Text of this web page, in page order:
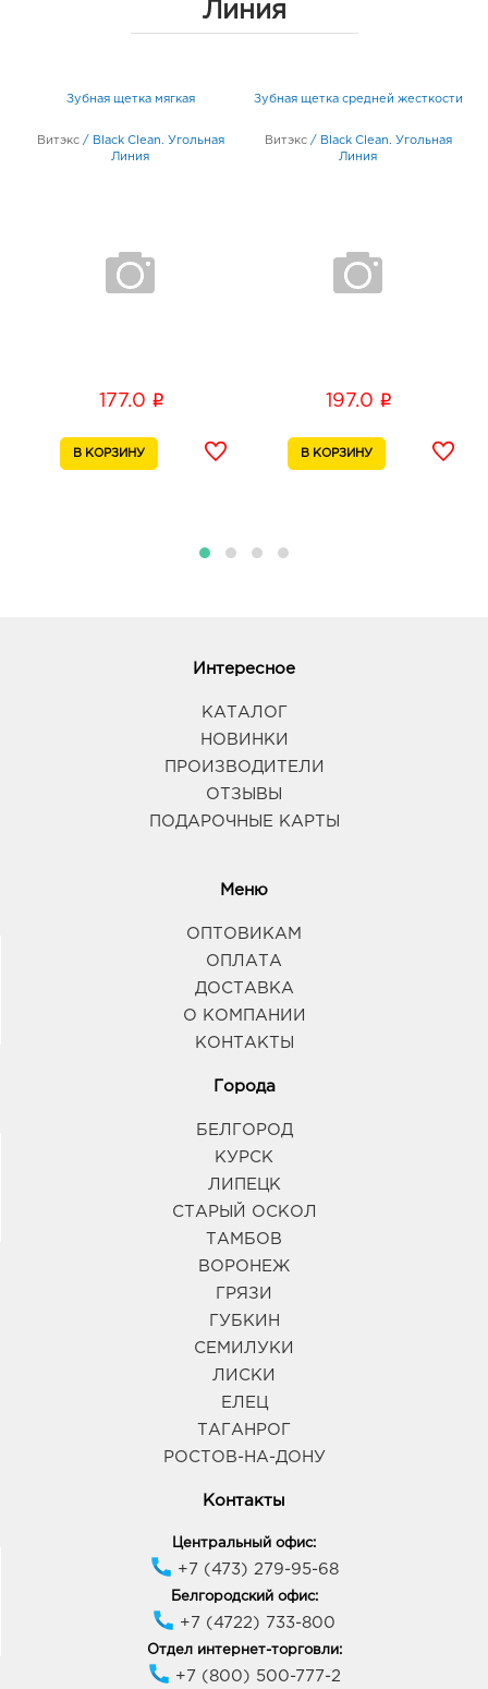
392013, Тамбовская область, г Тамбов, ул
Линия
Зубная щетка мягкая
Витэкс / Black Clean. Угольная
Линия
177.0 i
Зубная щетка средней жесткости
Витэкс / Black Clean. Угольная
Линия
197.0 i
Интересное
КАТАЛОГ
НОВИНКИ
ПРОИЗВОДИТЕЛИ
ОТЗЫВЫ
ПОДАРОЧНЫЕ КАРТЫ
Меню
ОПТОВИКАМ
ОПЛАТА
ДОСТАВКА
О КОМПАНИИ
КОНТАКТЫ
Города
БЕЛГОРОД
КУРСК
ЛИПЕЦК
СТАРЫЙ ОСКОЛ
ТАМБОВ
ВОРОНЕЖ
ГРЯЗИ
ГУБКИН
СЕМИЛУКИ
ЛИСКИ
ЕЛЕЦ
ТАГАНРОГ
РОСТОВ-НА-ДОНУ
Контакты
Центральный офис:
+7 (473) 279-95-68
Белгородский офис:
+7 (4722) 733-800
Отдел интернет-торговли:
+7 (800) 500-777-2